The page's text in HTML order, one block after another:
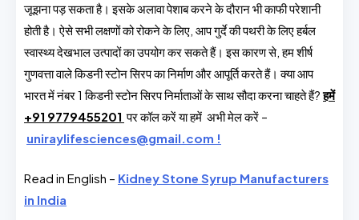
जूझना पड़ सकता है। इसके अलावा पेशाब करने के दौरान भी काफी परेशानी
होती है। ऐसे सभी लक्षणों को रोकने के लिए, आप गुर्दे की पथरी के लिए हर्बल
स्वास्थ्य देखभाल उत्पादों का उपयोग कर सकते हैं। इस कारण से, हम शीर्ष
गुणवत्ता वाले किडनी स्टोन सिरप का निर्माण और आपूर्ति करते हैं। क्या आप
भारत में नंबर 1 किडनी स्टोन सिरप निर्माताओं के साथ सौदा करना चाहते हैं?हमें
+91 9779455201 पर कॉल करेंया हमें अभी मेल करें –
uniraylifesciences@gmail.com !
Read in English – Kidney Stone Syrup Manufacturers
in India